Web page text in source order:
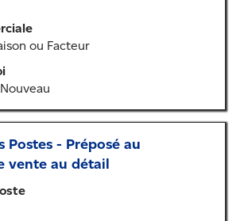
ou Facteur
Postes - Préposé au
vente au détail